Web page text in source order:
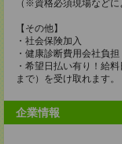
（※資格必須現場などに
【その他】
・社会保険加入
・健康診断費用会社負担
・希望日払い有り！給
まで）を受け取れます。
企業情報